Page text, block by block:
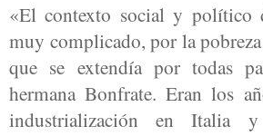
«El contexto social y político
muy complicado, por la
que se extendía por todas
hermana Bonfrate. Eran los
industrialización en Italia